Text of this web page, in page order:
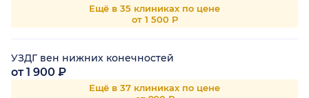
Ещё в 35 клиниках по цене
от 1 500 Р
УЗДГ вен нижних конечностей
от 1 900 ₽
Ещё в 37 клиниках по цене